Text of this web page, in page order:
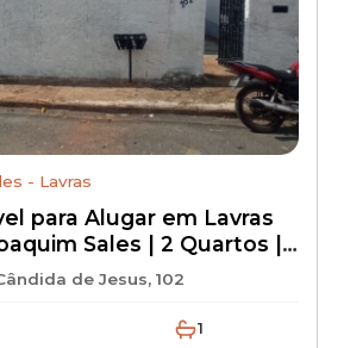
- Lavras
para Alugar em Lavras
Sales | 2 Quartos |
+ IPTU + Seguro
de Jesus, 102
1